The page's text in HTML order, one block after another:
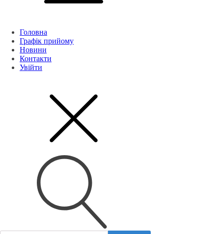
Головна
Графік прийому
Новини
Контакти
Увійти